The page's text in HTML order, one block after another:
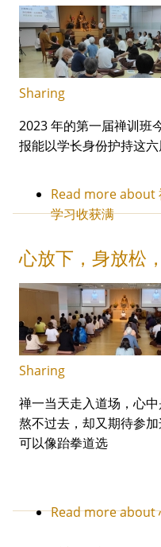
Sharing
2023 年的第一届禅训班
报能以学长身份护持这六
Read moreabout
学习收获满
心放下，身放松
Sharing
禅一当天走入道场，心
熬不过去，却又期待参
可以像跆拳道选
Read moreabout